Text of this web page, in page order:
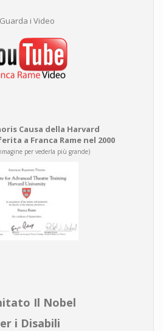
Guarda i Video
Causa della Harvard
a Franca Rame nel 2000
per vederla più grande)
Il Nobel
i Disabili